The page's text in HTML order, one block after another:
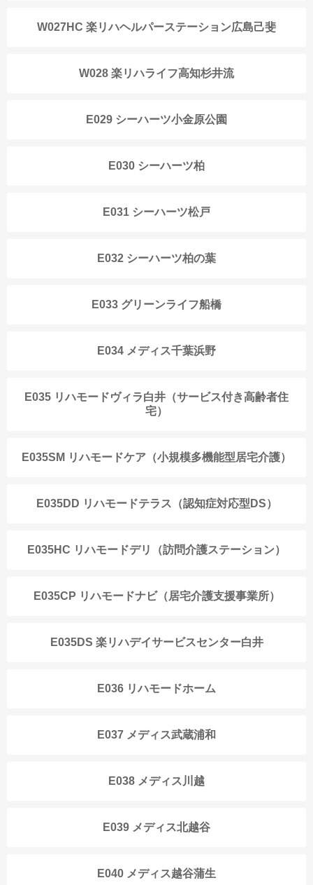
W027HC 楽リハヘルパーステーション広島己斐
W028 楽リハライフ高知杉井流
E029 シーハーツ小金原公園
E030 シーハーツ柏
E031 シーハーツ松戸
E032 シーハーツ柏の葉
E033 グリーンライフ船橋
E034 メディス千葉浜野
E035 リハモードヴィラ白井（サービス付き高齢者住
宅）
E035SM リハモードケア（小規模多機能型居宅介護）
E035DD リハモードテラス（認知症対応型DS）
E035HC リハモードデリ（訪問介護ステーション）
E035CP リハモードナビ（居宅介護支援事業所）
E035DS 楽リハデイサービスセンター白井
E036 リハモードホーム
E037 メディス武蔵浦和
E038 メディス川越
E039 メディス北越谷
E040 メディス越谷蒲生